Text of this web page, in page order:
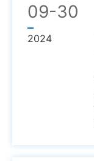
09-30
2024